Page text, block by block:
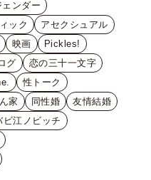
ェンダー
ック
アセクシュアル
映画
Pickles!
グ
恋の三十一文字
性トーク
家 同性婚
友情結婚
ビ江ノビッチ